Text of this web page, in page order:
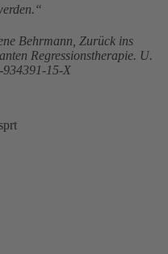
Behrmann, Zurück ins
Regressionstherapie. U.
15-X